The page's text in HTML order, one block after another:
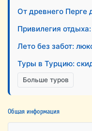
От древнего Перге
Привилегия
Лето без забот:
Туры в Турцию:
Больше туров
Общая информация